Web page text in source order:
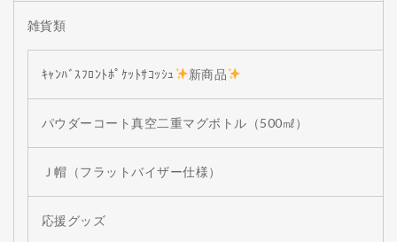
雑貨類
ｷｬﾝﾊﾞｽﾌﾛﾝﾄﾎﾟｹｯﾄｻｺｯｼｭ 新商品
パウダーコート真空二重マグボトル（500㎖）
Ｊ帽（フラットバイザー仕様）
応援グッズ